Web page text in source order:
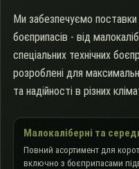
Ми забезпечуємо
боєприпасів - від
спеціальних технічних
розроблені для
та надійності в різних
Малокаліберні та
Повний асортимент для
включно з боєприпасами